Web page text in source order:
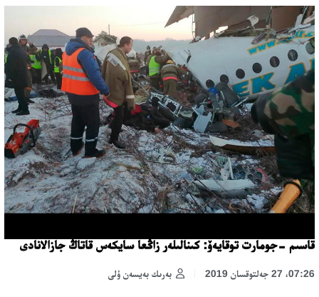
قاسىم -جومارت توقايەۆ: كىنالىلەر زاڭعا سايكەس قاتاڭ جازالانادى
بەرىك بەيسەن ۇلى 07:26، 27 جەلتوقسان 2019